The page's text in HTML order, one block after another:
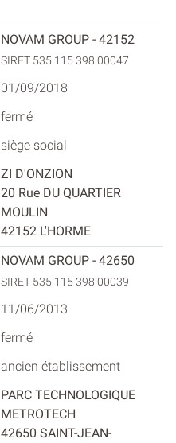
NOVAM GROUP - 42152
SIRET 535 115 398 00047
01/09/2018
fermé
siège social
ZI D'ONZION
20 Rue DU QUARTIER
MOULIN
42152 L'HORME
NOVAM GROUP - 42650
SIRET 535 115 398 00039
11/06/2013
fermé
ancien établissement
PARC TECHNOLOGIQUE
METROTECH
42650 SAINT-JEAN-